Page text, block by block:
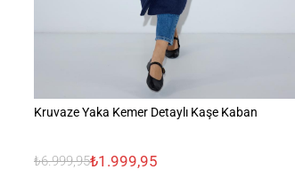
Kruvaze Yaka Kemer Detaylı Kaşe Kaban
₺6.999,95₺1.999,95